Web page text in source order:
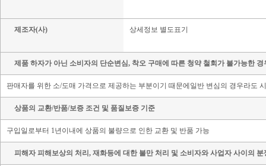
제조자(사) 상세정보 별도표기
제품 하자가 아닌 소비자의 단순변심, 착오 구매에 따른 청약 철회가 불가능한
판매자를 위한 소/도매 가격으로 제공하는 부분이기 때문에일반 변심의 경우라도
상품의 교환/반품/보증 조건 및 품질보증 기준
구입일로부터 1년이내에 상품의 불량으로 인한 교환 및 반품 가능
피해자 피해보상의 처리, 재화등에 대한 불만 처리 및 소비자와 사업자 사이의